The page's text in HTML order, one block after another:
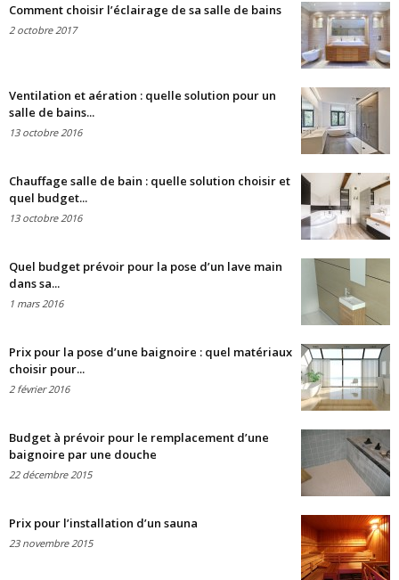
Comment choisir l’éclairage de sa salle de bains
2 octobre 2017
Ventilation et aération : quelle solution pour un
salle de bains...
13 octobre 2016
Chauffage salle de bain : quelle solution choisir et
quel budget...
13 octobre 2016
Quel budget prévoir pour la pose d’un lave main
dans sa...
1 mars 2016
Prix pour la pose d’une baignoire : quel matériaux
choisir pour...
2 février 2016
Budget à prévoir pour le remplacement d’une
baignoire par une douche
22 décembre 2015
Prix pour l’installation d’un sauna
23 novembre 2015